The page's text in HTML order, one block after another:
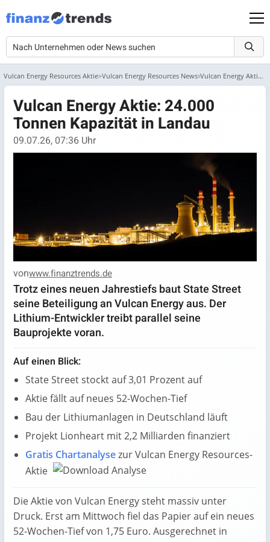
Vulcan Energy Resources Aktie Vulcan Energy Resources News Vulcan Energy Aktie: 24.000 Tonnen Kapazität in Landau
Vulcan Energy Aktie: 24.000
Tonnen Kapazität in Landau
09.07.26, 07:36 Uhr
vonwww.finanztrends.de
Trotz eines neuen Jahrestiefs baut State Street
seine Beteiligung an Vulcan Energy aus. Der
Lithium-Entwickler treibt parallel seine
Bauprojekte voran.
Auf einen Blick:
State Street stockt auf 3,01 Prozent auf
Aktie fällt auf neues 52-Wochen-Tief
Bau der Lithiumanlagen in Deutschland läuft
Projekt Lionheart mit 2,2 Milliarden finanziert
Gratis Chartanalysezur Vulcan Energy Resources-
Aktie
Die Aktie von Vulcan Energy steht massiv unter
Druck. Erst am Mittwoch fiel das Papier auf ein neues
52-Wochen-Tief von 1,75 Euro. Ausgerechnet in